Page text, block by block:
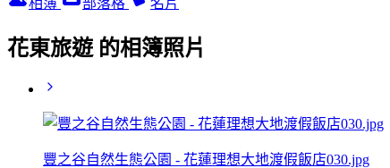
花東旅遊 的相簿照片
豐之谷自然生態公園 - 花蓮理想大地渡假飯店030.jpg